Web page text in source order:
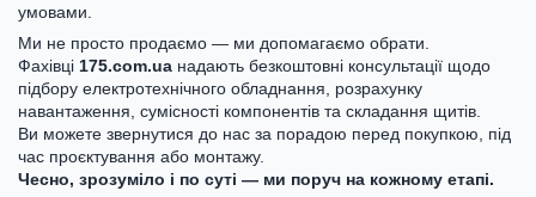
умовами.
Ми не просто продаємо — ми допомагаємо обрати.
Фахівці 175.com.ua надають безкоштовні консультації щодо
підбору електротехнічного обладнання, розрахунку
навантаження, сумісності компонентів та складання щитів.
Ви можете звернутися до нас за порадою перед покупкою, під
час проєктування або монтажу.
Чесно, зрозуміло і по суті — ми поруч на кожному етапі.